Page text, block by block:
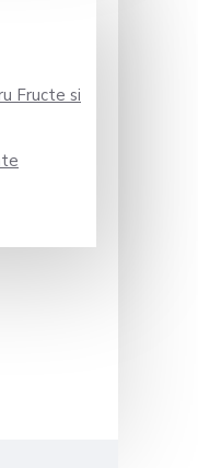
Fructe si